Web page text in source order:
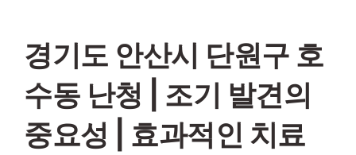
경기도 안산시 단원구 호
수동 난청 | 조기 발견의
중요성 | 효과적인 치료